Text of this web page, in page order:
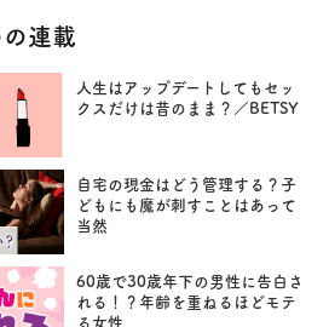
連載
人生はアップデートしてもセッ
クスだけは昔のまま？／BETSY
自宅の現金はどう管理する？子
どもにも魔が刺すことはあって
当然
60歳で30歳年下の男性に告白さ
れる！？年齢を重ねるほどモテ
る女性